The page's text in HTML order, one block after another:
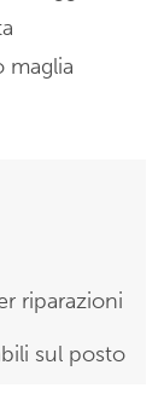
maglia
riparazioni
sul posto